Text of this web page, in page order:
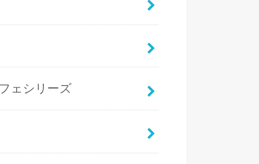
ェシリーズ